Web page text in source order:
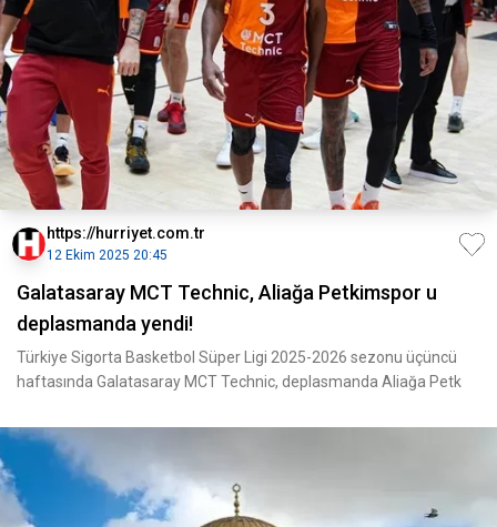
https://hurriyet.com.tr
12 Ekim 2025 20:45
Galatasaray MCT Technic, Aliağa Petkimspor u
deplasmanda yendi!
Türkiye Sigorta Basketbol Süper Ligi 2025-2026 sezonu üçüncü
haftasında Galatasaray MCT Technic, deplasmanda Aliağa Petk